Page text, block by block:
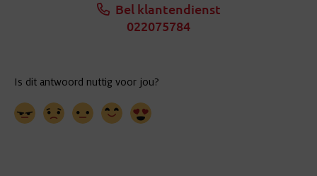
Bel klantendienst
022075784